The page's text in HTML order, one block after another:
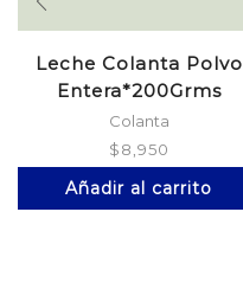
Leche Colanta Polvo
Entera*200Grms
Colanta
$8,950
Añadir al carrito